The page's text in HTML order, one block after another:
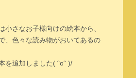
小さなお子様向けの絵本から、
、色々な読み物がおいてあるの
を追加しました( ˆoˆ )/